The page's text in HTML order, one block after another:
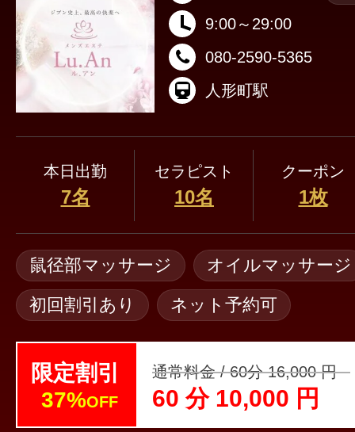
9:00～29:00
080-2590-5365
人形町駅
本日出勤
7名
セラピスト
10名
クーポン
1枚
鼠径部マッサージ
オイルマッサージ
初回割引あり
ネット予約可
限定割引
37%OFF
通常料金 / 60分 16,000 円
60 分 10,000 円